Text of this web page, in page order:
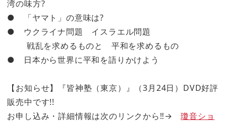
湾の味方?
● 「ヤマト」の意味は?
● ウクライナ問題 イスラエル問題
戦乱を求めるものと 平和を求めるもの
● 日本から世界に平和を語りかけよう
【お知らせ】『皆神塾（東京）』（3月24日）DVD好評
販売中です!!
お申し込み・詳細情報は次のリンクから‼→瓊音ショ